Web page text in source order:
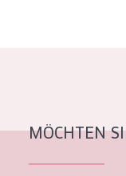
Mischhaut und
Reife Haut
MÖCHTEN